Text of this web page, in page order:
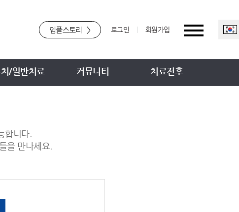
임플스토리 > 로그인 회원가입
/일반치료 커뮤니티 치료전후
합니다.
을 만나세요.